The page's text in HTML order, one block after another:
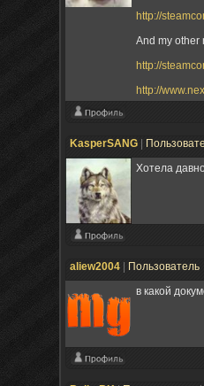
http://
And my other
http://
http://
KasperSANG
Хотела
aliew2004 Пользователь
в какой